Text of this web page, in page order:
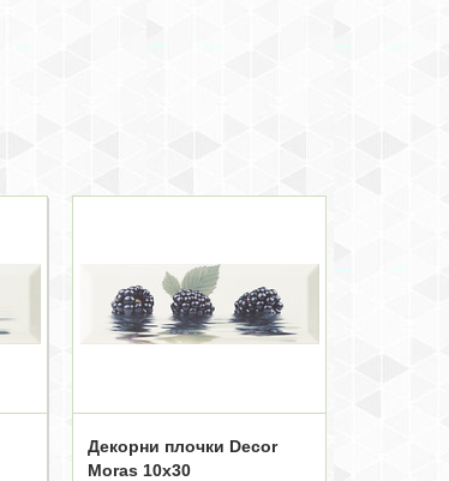
Декорни плочки Decor
Moras 10x30